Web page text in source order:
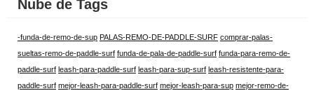
Nube de Tags
-funda-de-remo-de-sup PALAS-REMO-DE-PADDLE-SURF comprar-palas-
sueltas-remo-de-paddle-surf funda-de-pala-de-paddle-surf funda-para-remo-de-
paddle-surf leash-para-paddle-surf leash-para-sup-surf leash-resistente-para-
paddle-surf mejor-leash-para-paddle-surf mejor-leash-para-sup mejor-remo-de-